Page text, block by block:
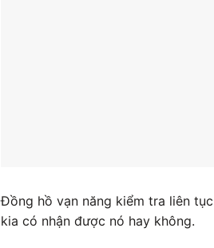
Đồng hồ vạn năng kiểm tra liên
kia có nhận được nó hay không.